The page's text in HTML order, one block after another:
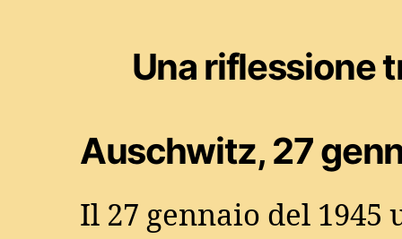
Una riflessione
Auschwitz, 27
Il 27 gennaio del 1945